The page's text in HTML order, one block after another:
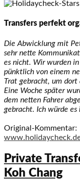
Transfers perfekt
Die Abwicklung mit
sehr nette
es nicht. Wir wurden
pünktlich von einem
Trat gebracht, um dort
Eine Woche später
dem netten Fahrer
gebracht. Ich würde
Original-Kommentar:
Private
Koh Chang